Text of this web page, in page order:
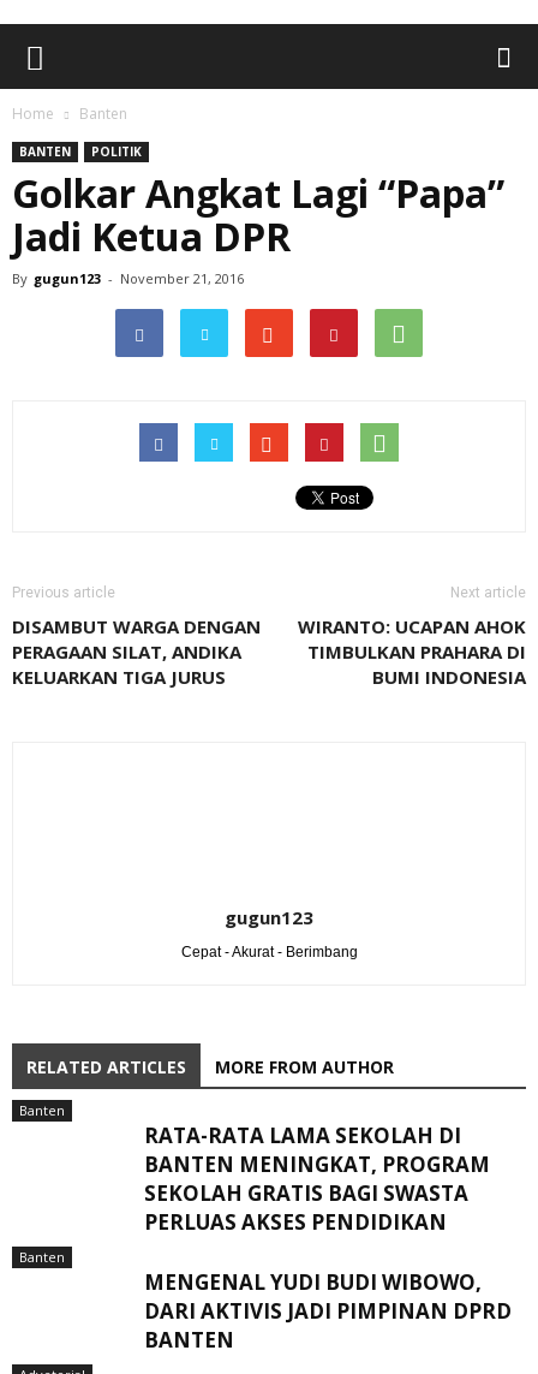
Home Banten
BANTEN POLITIK
Golkar Angkat Lagi “Papa”
Jadi Ketua DPR
By gugun123 - November 21, 2016
Previous article
DISAMBUT WARGA DENGAN
PERAGAAN SILAT, ANDIKA
KELUARKAN TIGA JURUS
Next article
WIRANTO: UCAPAN AHOK
TIMBULKAN PRAHARA DI
BUMI INDONESIA
gugun123
Cepat - Akurat - Berimbang
RELATED ARTICLES MORE FROM AUTHOR
Banten
RATA-RATA LAMA SEKOLAH DI
BANTEN MENINGKAT, ‎PROGRAM
SEKOLAH GRATIS BAGI SWASTA
PERLUAS AKSES PENDIDIKAN ‎ ‎
Banten
MENGENAL YUDI BUDI WIBOWO,
DARI AKTIVIS JADI PIMPINAN DPRD
BANTEN